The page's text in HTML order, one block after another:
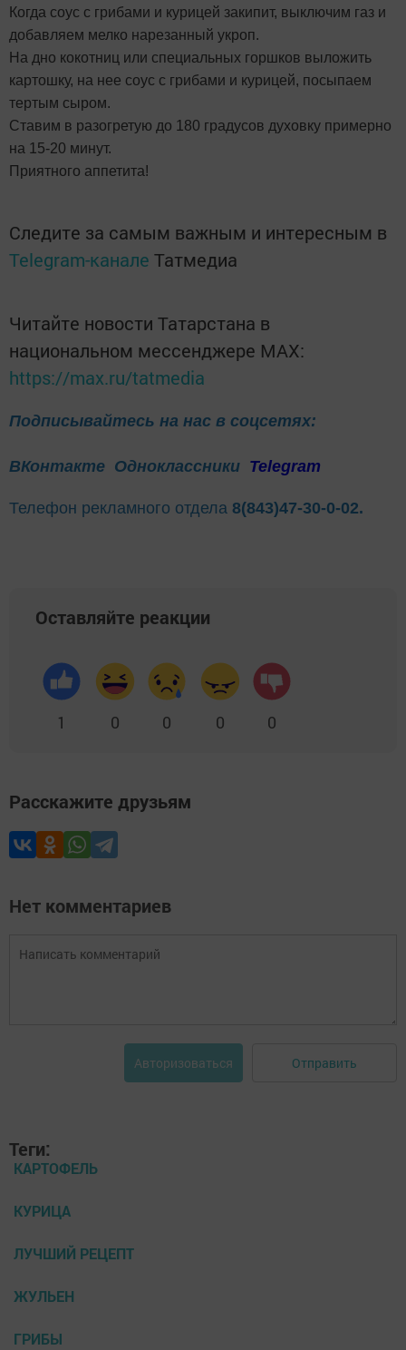
Когда соус с грибами и курицей закипит, выключим газ и
добавляем мелко нарезанный укроп.
На дно кокотниц или специальных горшков выложить
картошку, на нее соус с грибами и курицей, посыпаем
тертым сыром.
Ставим в разогретую до 180 градусов духовку примерно
на 15-20 минут.
Приятного аппетита!
Следите за самым важным и интересным в
Telegram-канале Татмедиа
Читайте новости Татарстана в
национальном мессенджере MАХ:
https://max.ru/tatmedia
Подписывайтесь на нас в соцсетях:
ВКонтакте Одноклассники Telegram
Телефон рекламного отдела 8(843)47-30-0-02.
Оставляйте реакции
1 0 0 0 0
Расскажите друзьям
Нет комментариев
Авторизоваться Отправить
Теги:
КАРТОФЕЛЬ
КУРИЦА
ЛУЧШИЙ РЕЦЕПТ
ЖУЛЬЕН
ГРИБЫ